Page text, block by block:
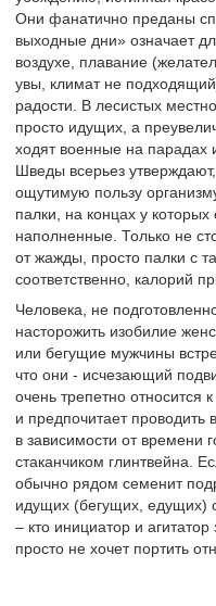
Они фанатично преданы
выходные дни» означает
воздухе, плавание
увы, климат не
радости. В лесистых
просто идущих, а
ходят военные на парадах
Шведы всерьез
ощутимую пользу
палки, на концах у
наполненные. Только не
от жажды, просто палки с
соответственно, калорий
Человека, не
насторожить изобилие
или бегущие мужчины
что они - исчезающий
очень трепетно
и предпочитает проводить
в зависимости от времени
стаканчиком глинтвейна.
обычно рядом семенит
идущих (бегущих, едущих)
– кто инициатор и
просто не хочет портить